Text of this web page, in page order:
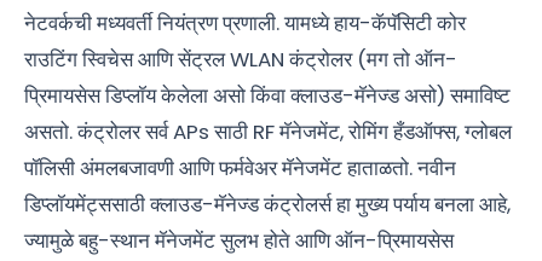
नेटवर्कची मध्यवर्ती नियंत्रण प्रणाली. यामध्ये हाय-कॅपॅसिटी कोर
राउटिंग स्विचेस आणि सेंट्रल WLAN कंट्रोलर (मग तो ऑन-
प्रिमायसेस डिप्लॉय केलेला असो किंवा क्लाउड-मॅनेज्ड असो) समाविष्ट
असतो. कंट्रोलर सर्व APs साठी RF मॅनेजमेंट, रोमिंग हँडऑफ्स, ग्लोबल
पॉलिसी अंमलबजावणी आणि फर्मवेअर मॅनेजमेंट हाताळतो. नवीन
डिप्लॉयमेंट्ससाठी क्लाउड-मॅनेज्ड कंट्रोलर्स हा मुख्य पर्याय बनला आहे,
ज्यामुळे बहु-स्थान मॅनेजमेंट सुलभ होते आणि ऑन-प्रिमायसेस